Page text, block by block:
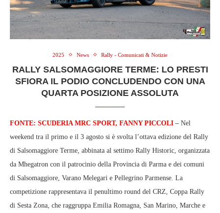
2025 News Rally - Comunicati & Notizie
RALLY SALSOMAGGIORE TERME: LO PRESTI
SFIORA IL PODIO CONCLUDENDO CON UNA
QUARTA POSIZIONE ASSOLUTA
FONTE: SCUDERIA MRC SPORT, FANNY PICCOLI – Nel
weekend tra il primo e il 3 agosto si è svolta l’ottava edizione del Rally
di Salsomaggiore Terme, abbinata al settimo Rally Historic, organizzata
da Mhegatron con il patrocinio della Provincia di Parma e dei comuni
di Salsomaggiore, Varano Melegari e Pellegrino Parmense. La
competizione rappresentava il penultimo round del CRZ, Coppa Rally
di Sesta Zona, che raggruppa Emilia Romagna, San Marino, Marche e